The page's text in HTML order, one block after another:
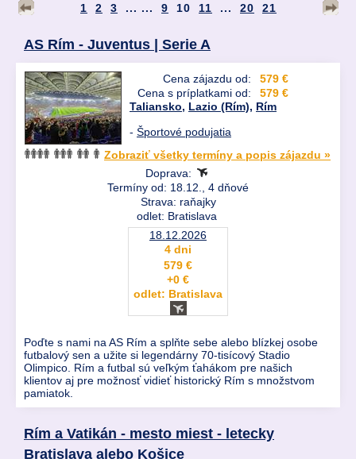
1 2 3 ... ... 9 10 11 ... 20 21
AS Rím - Juventus | Serie A
Cena zájazdu od:
579 €
Cena s príplatkami od:
579 €
Taliansko, Lazio (Rím), Rím
- Športové podujatia
Zobraziť všetky termíny a popis zájazdu »
Doprava:
Termíny od: 18.12., 4 dňové
Strava: raňajky
odlet: Bratislava
18.12.2026
4 dni
579 €
+0 €
odlet: Bratislava
Poďte s nami na AS Rím a splňte sebe alebo blízkej osobe
futbalový sen a užite si legendárny 70-tisícový Stadio
Olimpico. Rím a futbal sú veľkým ťahákom pre našich
klientov aj pre možnosť vidieť historický Rím s množstvom
pamiatok.
Rím a Vatikán - mesto miest - letecky
Bratislava alebo Košice